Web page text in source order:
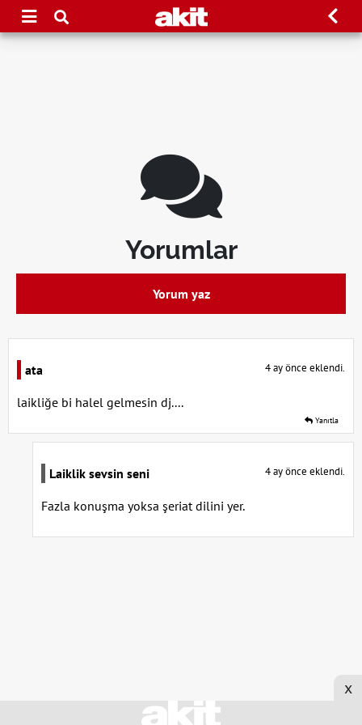
Yorumlar
Yorum yaz
ata 4 ay önce eklendi.
laikliğe bi halel gelmesin dj....
Yanıtla
Laiklik sevsin seni 4 ay önce eklendi.
Fazla konuşma yoksa şeriat dilini yer.
x